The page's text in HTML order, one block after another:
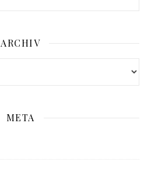
ARCHIV
META